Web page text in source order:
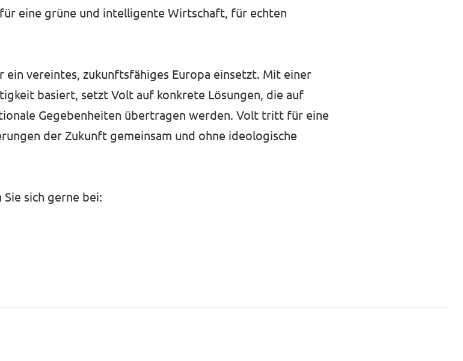
eine grüne und intelligente Wirtschaft, für echten
vereintes, zukunftsfähiges Europa einsetzt. Mit einer
basiert, setzt Volt auf konkrete Lösungen, die auf
Gegebenheiten übertragen werden. Volt tritt für eine
der Zukunft gemeinsam und ohne ideologische
sich gerne bei: